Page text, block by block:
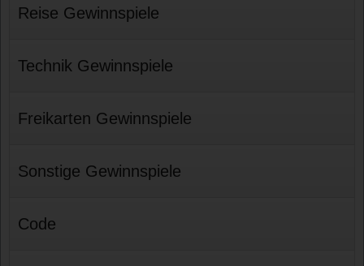
Reise Gewinnspiele
Technik Gewinnspiele
Freikarten Gewinnspiele
Sonstige Gewinnspiele
Code